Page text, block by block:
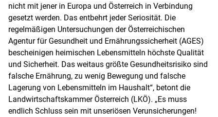
nicht mit jener in Europa und Österreich in Verbindung
gesetzt werden. Das entbehrt jeder Seriosität. Die
regelmäßigen Untersuchungen der Österreichischen
Agentur für Gesundheit und Ernährungssicherheit (AGES)
bescheinigen heimischen Lebensmitteln höchste Qualität
und Sicherheit. Das weitaus größte Gesundheitsrisiko sind
falsche Ernährung, zu wenig Bewegung und falsche
Lagerung von Lebensmitteln im Haushalt“, betont die
Landwirtschaftskammer Österreich (LKÖ). „Es muss
endlich Schluss sein mit unseriösen Verunsicherungen!